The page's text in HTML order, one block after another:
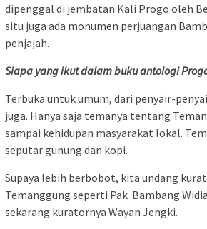
dipenggal di jembatan Kali Progo oleh
situ juga ada monumen perjuangan
penjajah.
Siapa yang ikut dalam buku antologi
Terbuka untuk umum, dari penyair-
juga. Hanya saja temanya tentang
sampai kehidupan masyarakat lokal.
seputar gunung dan kopi.
Supaya lebih berbobot, kita undang
Temanggung seperti Pak Bambang
sekarang kuratornya Wayan Jengki.